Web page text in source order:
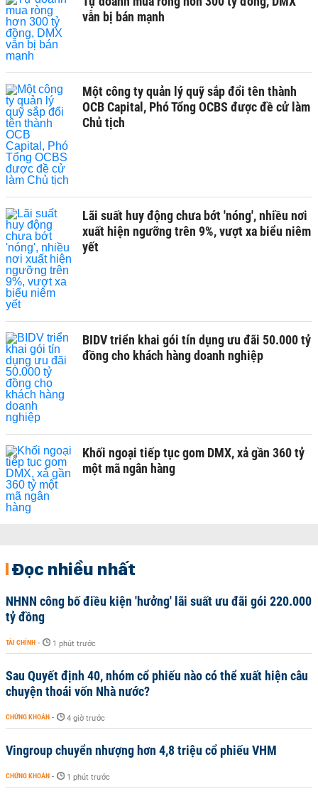
vẫn bị bán mạnh
Một công ty quản lý quỹ sắp đổi tên thành
OCB Capital, Phó Tổng OCBS được đề cử làm
Chủ tịch
Lãi suất huy động chưa bớt 'nóng', nhiều nơi
xuất hiện ngưỡng trên 9%, vượt xa biểu niêm
yết
BIDV triển khai gói tín dụng ưu đãi 50.000 tỷ
đồng cho khách hàng doanh nghiệp
Khối ngoại tiếp tục gom DMX, xả gần 360 tỷ
một mã ngân hàng
Đọc nhiều nhất
NHNN công bố điều kiện 'hưởng' lãi suất ưu đãi gói 220.000
tỷ đồng
TÀI CHÍNH - 1 phút trước
Sau Quyết định 40, nhóm cổ phiếu nào có thể xuất hiện câu
chuyện thoái vốn Nhà nước?
CHỨNG KHOÁN - 4 giờ trước
Vingroup chuyển nhượng hơn 4,8 triệu cổ phiếu VHM
CHỨNG KHOÁN - 1 phút trước